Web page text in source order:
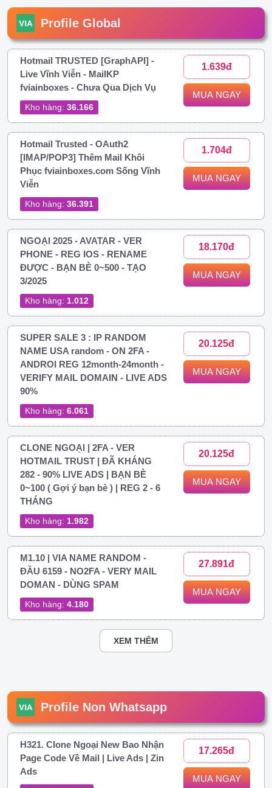
Profile Global
Hotmail TRUSTED [GraphAPI] -
Live Vĩnh Viễn - MailKP
fviainboxes - Chưa Qua Dịch Vụ
Kho hàng: 36.166
1.639đ
MUA NGAY
Hotmail Trusted - OAuth2
[IMAP/POP3] Thêm Mail Khôi
Phục fviainboxes.com Sống Vĩnh
Viễn
Kho hàng: 36.391
1.704đ
MUA NGAY
NGOẠI 2025 - AVATAR - VER
PHONE - REG IOS - RENAME
ĐƯỢC - BẠN BÈ 0~500 - TẠO
3/2025
Kho hàng: 1.012
18.170đ
MUA NGAY
SUPER SALE 3 : IP RANDOM
NAME USA random - ON 2FA -
ANDROI REG 12month-24month -
VERIFY MAIL DOMAIN - LIVE ADS
90%
Kho hàng: 6.061
20.125đ
MUA NGAY
CLONE NGOẠI | 2FA - VER
HOTMAIL TRUST | ĐÃ KHÁNG
282 - 90% LIVE ADS | BẠN BÈ
0~100 ( Gợi ý bạn bè ) | REG 2 - 6
THÁNG
Kho hàng: 1.982
20.125đ
MUA NGAY
M1.10 | VIA NAME RANDOM -
ĐẦU 6159 - NO2FA - VERY MAIL
DOMAN - DÙNG SPAM
Kho hàng: 4.180
27.891đ
MUA NGAY
XEM THÊM
Profile Non Whatsapp
H321. Clone Ngoại New Bao Nhận
Page Code Về Mail | Live Ads | Zin
Ads
17.265đ
MUA NGAY